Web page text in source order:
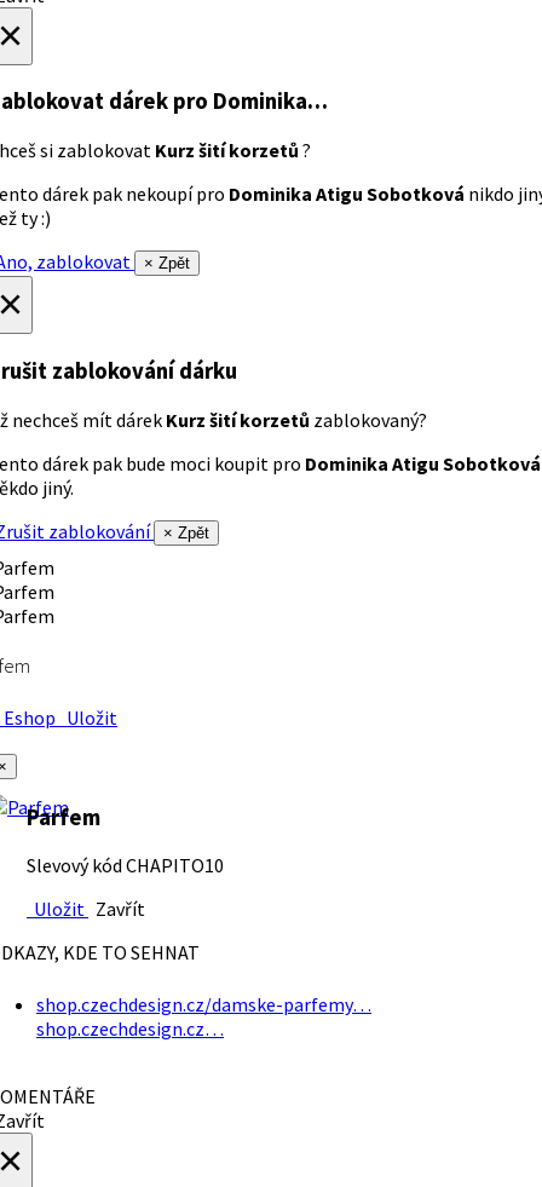
dárek pro Dominika…
si zablokovat Kurz šití korzetů ?
dárek pak nekoupí pro Dominika Atigu Sobotková nikdo
ty :)
zablokovat
× Zpět
zablokování dárku
nechceš mít dárek Kurz šití korzetů zablokovaný?
dárek pak bude moci koupit pro Dominika Atigu Sobotková
jiný.
zablokování
× Zpět
Uložit
Parfem
Slevový kód CHAPITO10
Uložit Zavřít
KDE TO SEHNAT
shop.czechdesign.cz/damske-parfemy…
shop.czechdesign.cz…